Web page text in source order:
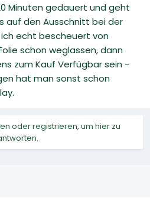
Minuten gedauert und geht
auf den Ausschnitt bei der
echt bescheuert von
schon weglassen, dann
zum Kauf Verfügbar sein -
hat man sonst schon
oder registrieren, um hier zu